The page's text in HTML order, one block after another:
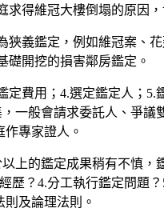
得維冠大樓倒塌的原因
義鑑定，例如維冠案、
礎開挖的損害鄰房鑑定。
費用；4.選定鑑定人；5.
一般會請求委託人、爭議
專家證人。
上的鑑定成果稍有不慎，
歷？4.分工執行鑑定問題
及論理法則。